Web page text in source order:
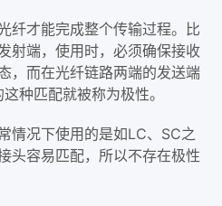
纤才能完成整个传输过程。比
射端，使用时，必须确保接收
，而在光纤链路两端的发送端
种匹配就被称为极性。
情况下使用的是如LC、SC之
头容易匹配，所以不存在极性